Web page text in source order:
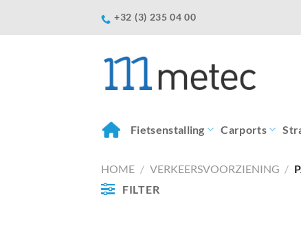
+32 (3) 235 04 00
Fietsenstalling Carports
HOME / VERKEERSVOORZIENING /
FILTER